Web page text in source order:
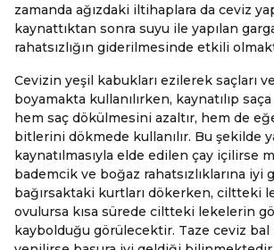
zamanda ağızdaki iltihaplara da ceviz
kaynattıktan sonra suyu ile yapılan
rahatsızlığın giderilmesinde etkili
Cevizin yeşil kabukları ezilerek saçları
boyamakta kullanılırken, kaynatılıp
hem saç dökülmesini azaltır, hem de
bitlerini dökmede kullanılır. Bu şekilde
kaynatılmasıyla elde edilen çay içilirse
bademcik ve boğaz rahatsızlıklarına iyi
bağırsaktaki kurtları dökerken, ciltteki
ovulursa kısa sürede ciltteki lekelerin
kaybolduğu görülecektir. Taze ceviz bal